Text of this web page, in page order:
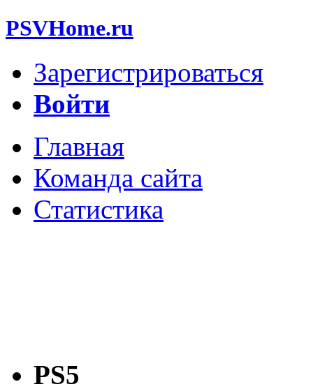
PSVHome.ru
Зарегистрироваться
Войти
Главная
Команда сайта
Статистика
PS5